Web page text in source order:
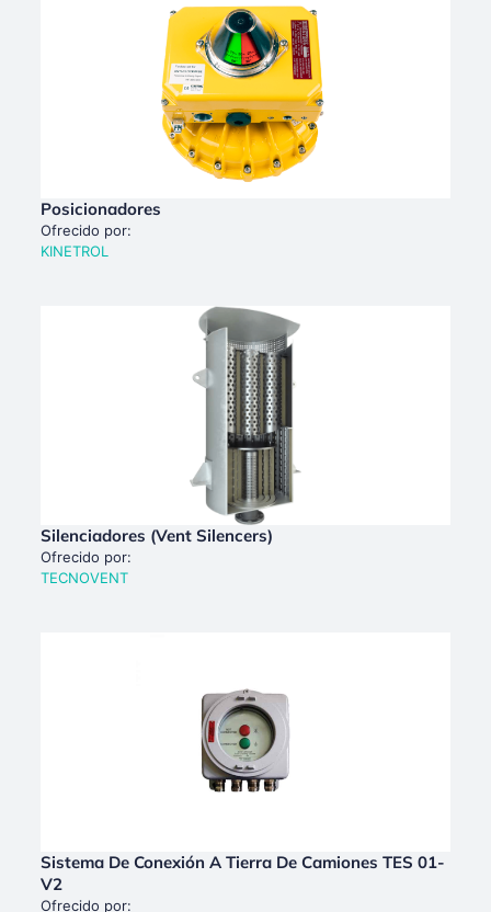
Posicionadores
Ofrecido por:
KINETROL
Silenciadores (Vent Silencers)
Ofrecido por:
TECNOVENT
Sistema De Conexión A Tierra De Camiones TES 01-
V2
Ofrecido por: